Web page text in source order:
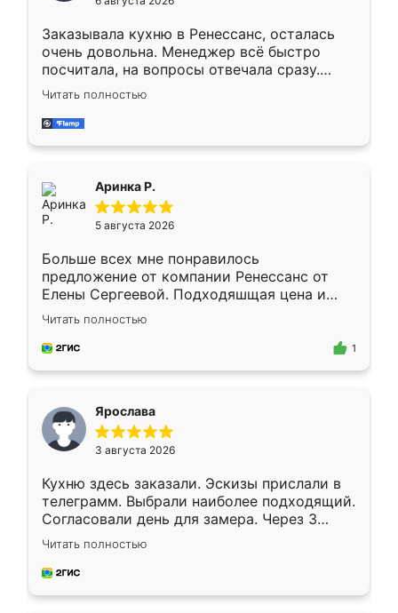
мебели буду заказывать только здесь.
Заказывала кухню в Ренессанс, осталась
очень довольна. Менеджер всё быстро
посчитала, на вопросы отвечала сразу.
Замерщик приехал в субботу, подошёл к
делу со всей ответственностью. Собрали
за день, ребята работали аккуратно, даже
Читать полностью
Аринка Р.
5 августа 2026
Больше всех мне понравилось
предложение от компании Ренессанс от
Елены Сергеевой. Подходяшщая цена и
короткие сроки изготовления. Приехавший
для замера сотрудник Владислав
предложил по моему эскизу самый
Читать полностью
1
Ярослава
3 августа 2026
Кухню здесь заказали. Эскизы прислали в
телеграмм. Выбрали наиболее подходящий.
Согласовали день для замера. Через 3
недели кухня была уже готова. Остались
довольны работой. Спасибо Ренессанс
мебель за качественную работу!
Читать полностью